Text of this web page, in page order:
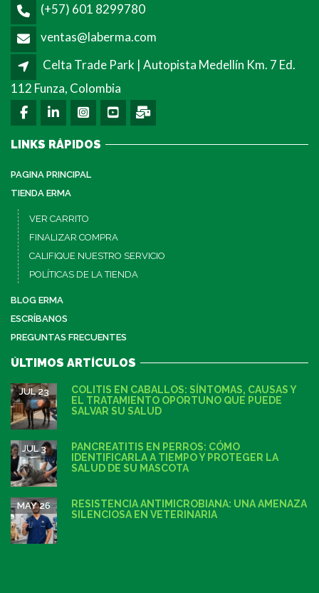
(+57) 601 8299780
ventas@laberma.com
Celta Trade Park | Autopista Medellín Km. 7 Ed.
112 Funza, Colombia
LINKS RÁPIDOS
PAGINA PRINCIPAL
TIENDA ERMA
VER CARRITO
FINALIZAR COMPRA
CALIFIQUE NUESTRO SERVICIO
POLÍTICAS DE LA TIENDA
BLOG ERMA
ESCRÍBANOS
PREGUNTAS FRECUENTES
ÚLTIMOS ARTÍCULOS
COLITIS EN CABALLOS: SÍNTOMAS, CAUSAS Y
EL TRATAMIENTO OPORTUNO QUE PUEDE
SALVAR SU SALUD
JUL 23
PANCREATITIS EN PERROS: CÓMO
IDENTIFICARLA A TIEMPO Y PROTEGER LA
SALUD DE SU MASCOTA
JUL 3
RESISTENCIA ANTIMICROBIANA: UNA AMENAZA
SILENCIOSA EN VETERINARIA
MAY 26